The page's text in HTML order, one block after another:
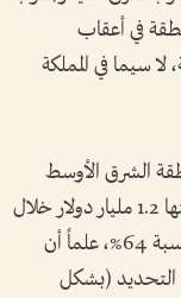
في أعقاب
لا سيما في المملكة
الشرق الأوسط
وشمال أفريقيا مقراً لها، استثمارات تجاوزت قيمتها 1.2 مليار دولار خلال
النصف الأول لعام 2021، فيما تُمثل نمواً سنوياً بنسبة 64%، علماً أن
التحديد (بشكل